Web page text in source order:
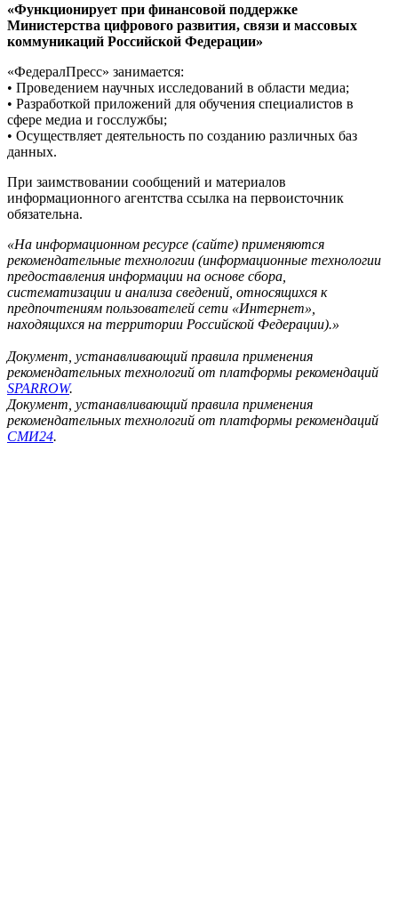
«Функционирует при финансовой поддержке
Министерства цифрового развития, связи и массовых
коммуникаций Российской Федерации»
«ФедералПресс» занимается:
• Проведением научных исследований в области медиа;
• Разработкой приложений для обучения специалистов в
сфере медиа и госслужбы;
• Осуществляет деятельность по созданию различных баз
данных.
При заимствовании сообщений и материалов
информационного агентства ссылка на первоисточник
обязательна.
«На информационном ресурсе (сайте) применяются
рекомендательные технологии (информационные технологии
предоставления информации на основе сбора,
систематизации и анализа сведений, относящихся к
предпочтениям пользователей сети «Интернет»,
находящихся на территории Российской Федерации).»
Документ, устанавливающий правила применения
рекомендательных технологий от платформы рекомендаций
SPARROW.
Документ, устанавливающий правила применения
рекомендательных технологий от платформы рекомендаций
СМИ24.